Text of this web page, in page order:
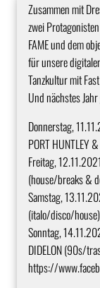
Zusammen mit
zwei
FAME und dem
für unsere
Tanzkultur mit
Und nächstes
Donnerstag,
PORT HUNTLEY
Freitag,
(house/breaks &
Samstag,
(italo/disco/house)
Sonntag,
DIDELON (90s/
https://